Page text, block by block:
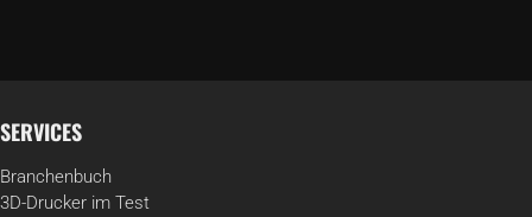
SERVICES
Branchenbuch
3D-Drucker im Test